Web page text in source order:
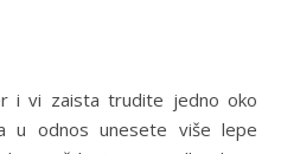
i vi zaista trudite jedno oko
u odnos unesete više lepe